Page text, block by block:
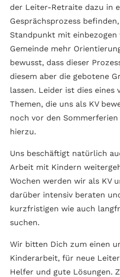
der Leiter-Retraite dazu in
Gesprächsprozess
Standpunkt mit einbezogen
Gemeinde mehr
bewusst, dass dieser
diesem aber die gebotene
lassen. Leider ist dies eines
Themen, die uns als KV
noch vor den
hierzu.
Uns beschäftigt natürlich
Arbeit mit Kindern
Wochen werden wir als KV
darüber intensiv beraten
kurzfristigen wie auch
suchen.
Wir bitten Dich zum einen
Kinderarbeit, für neue
Helfer und gute Lösungen.